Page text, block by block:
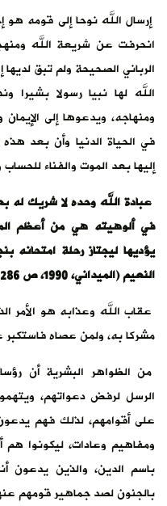
إرسال الله نوحا إلى قومه
انحرفت عن شريعة الله
الرباني الصحيحة ولم تبق
الله لها نبيا رسولا بشيرا
ومنهاجه، ويدعوها إلى
في الحياة الدنيا وأن بعد
إليها بعد الموت والفناء للحساب
عبادة الله وحده لا شريك له
في ألوهيته هي من أعظم
يؤديها ليجتاز رحلة
النعيم (الميداني، 1990، ص 286).
عقاب الله وعذابه هو الأمر
مشركا به، ولمن عصاه
من الظواهر البشرية أن
الرسل لرفض دعواتهم،
على أقوامهم، لذلك فهم
ومفاهيم وعادات، ليكونوا
باسم الدين، والذين يدعون
بالجنون لصد جماهير قومهم